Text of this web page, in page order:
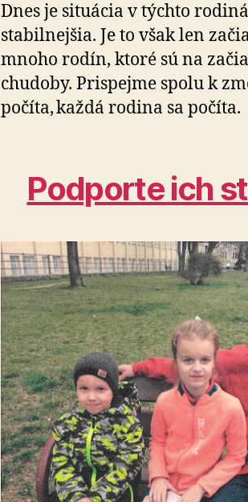
Dnes je situácia v týchto
sta­bil­nej­šia. Je to však len
mnoho rodín, ktoré sú na
chudoby. Prispejme spolu k
počíta, každá rodina sa počíta.
Podporte ich